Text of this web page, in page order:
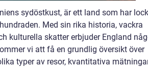
sydöstkust, är ett land som har
Med sin rika historia, vackra
kulturella skatter erbjuder England
vi att få en grundlig översikt över
typer av resor, kvantitativa